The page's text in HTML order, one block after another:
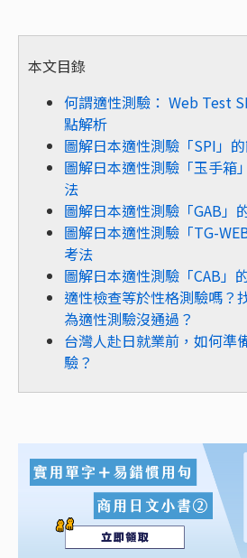
本文目錄
何謂適性測驗： Web Test
點解析
圖解日本適性測驗「SPI」
圖解日本適性測驗「玉手箱」
法
圖解日本適性測驗「GAB」
圖解日本適性測驗「TG-WEB
考法
圖解日本適性測驗「CAB」
適性檢查等於性格測驗嗎？
為適性測驗沒通過？
台灣人赴日就業前，如何準
驗？